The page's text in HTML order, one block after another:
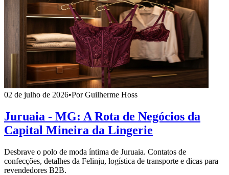
02 de julho de 2026•Por Guilherme Hoss
Juruaia - MG: A Rota de Negócios da
Capital Mineira da Lingerie
Desbrave o polo de moda íntima de Juruaia. Contatos de
confecções, detalhes da Felinju, logística de transporte e dicas para
revendedores B2B.